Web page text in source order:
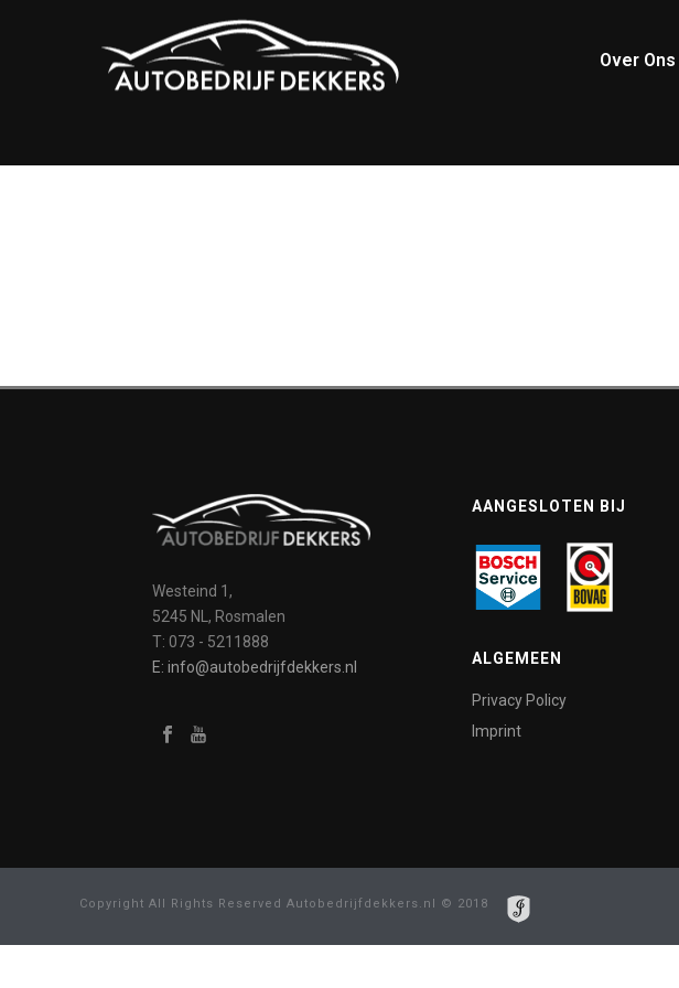
Over Ons
Westeind 1,
5245 NL, Rosmalen
T: 073 - 5211888
E: info@autobedrijfdekkers.nl
AANGESLOTEN BIJ
ALGEMEEN
Privacy Policy
Imprint
Copyright All Rights Reserved Autobedrijfdekkers.nl © 2018